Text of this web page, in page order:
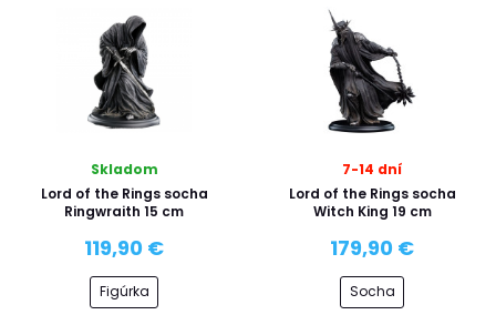
Skladom
Lord of the Rings socha
Ringwraith 15 cm
119,90 €
Figúrka
7-14 dní
Lord of the Rings socha
Witch King 19 cm
179,90 €
Socha